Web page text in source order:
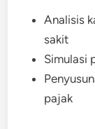
Analisis
sakit
Simulasi
pajak